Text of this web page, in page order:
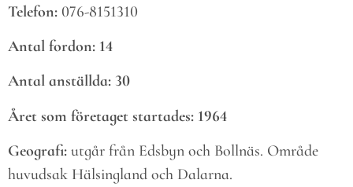
Telefon: 076-8151310
Antal fordon: 14
Antal anställda: 30
Året som företaget startades: 1964
Geografi: utgår från Edsbyn och Bollnäs. Område
huvudsak Hälsingland och Dalarna.